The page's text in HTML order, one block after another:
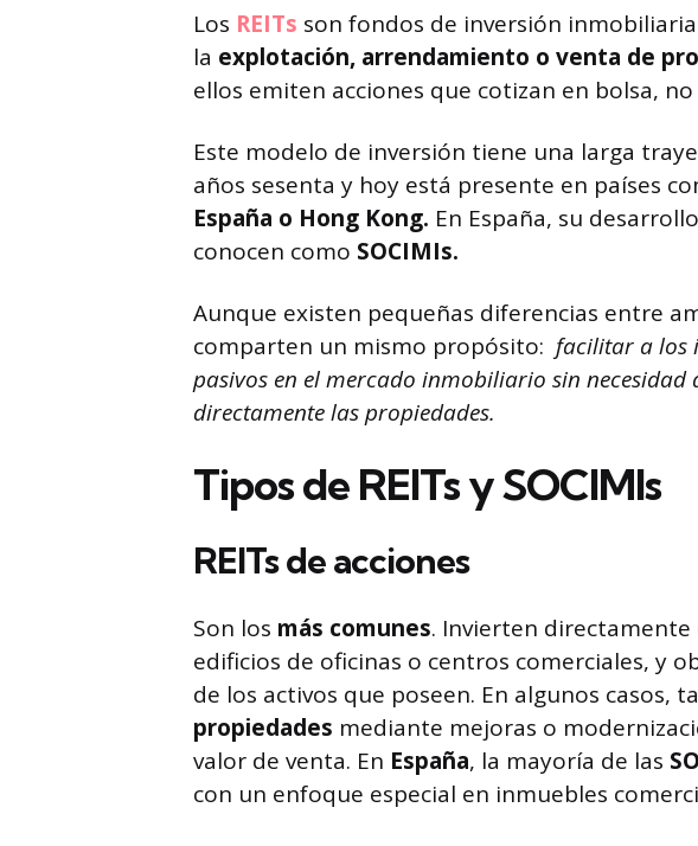
Los REITs son fondos de inversión
la explotación, arrendamiento o venta de
ellos emiten acciones que cotizan en bolsa,
Este modelo de inversión tiene una larga
años sesenta y hoy está presente en países
España o Hong Kong. En España, su
conocen como SOCIMIs.
Aunque existen pequeñas diferencias entre
comparten un mismo propósito: facilitar a los
pasivos en el mercado inmobiliario sin
directamente las propiedades.
Tipos de REITs y SOCIMIs
REITs de acciones
Son los más comunes. Invierten
edificios de oficinas o centros comerciales, y
de los activos que poseen. En algunos casos,
propiedades mediante mejoras o
valor de venta. En España, la mayoría de las
con un enfoque especial en inmuebles